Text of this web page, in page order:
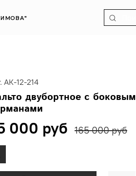
АК-12-214
двубортное с
000 руб 165 000 руб